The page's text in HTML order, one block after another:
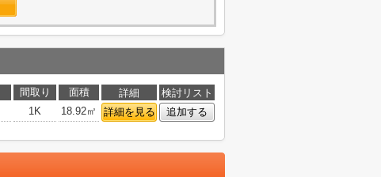
間取り 面積 詳細
検討リスト
1K 18.92㎡ 詳細を見る 追加する